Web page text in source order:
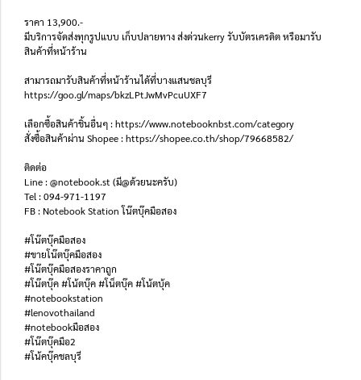
ราคา 13,900.-
มีบริการจัดส่งทุกรูปแบบ เก็บปลายทาง ส่งด่วนkerry รับบัตรเครดิต หรือมารับ
สินค้าที่หน้าร้าน
สามารถมารับสินค้าที่หน้าร้านได้ที่บางแสนชลบุรี
https://goo.gl/maps/bkzLPtJwMvPcuUXF7
เลือกซื้อสินค้าชิ้นอื่นๆ : https://www.notebooknbst.com/category
สั่งซื้อสินค้าผ่าน Shopee : https://shopee.co.th/shop/79668582/
ติดต่อ
Line : @notebook.st (มี@ด้วยนะครับ)
Tel : 094-971-1197
FB : Notebook Station โน๊ตบุ๊คมือสอง
#โน๊ตบุ๊คมือสอง
#ขายโน๊ตบุ๊คมือสอง
#โน๊ตบุ๊คมือสองราคาถูก
#โน๊ตบุ๊ค #โน้ตบุ๊ค #โน็ตบุ๊ค #โน้ตบุ้ค
#notebookstation
#lenovothailand
#notebookมือสอง
#โน๊ตบุ๊คมือ2
#โน้คบุ๊คชลบุรี